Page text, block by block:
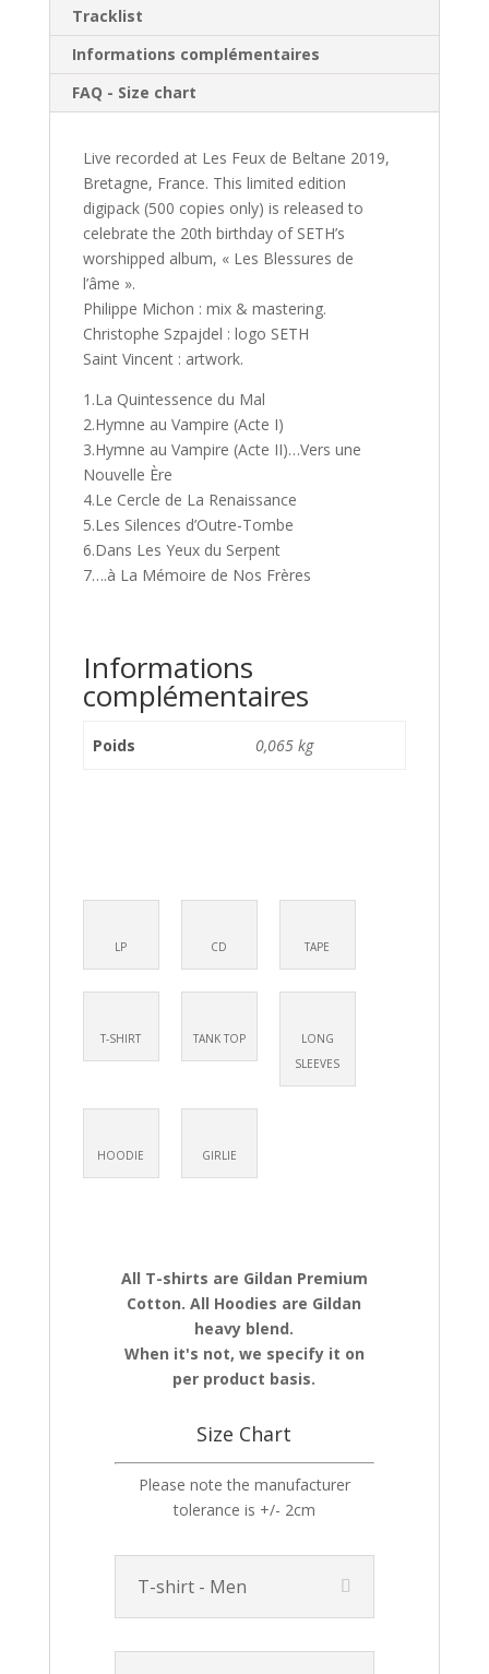
Tracklist
Informations complémentaires
FAQ - Size chart
Live recorded at Les Feux de Beltane 2019,
Bretagne, France. This limited edition
digipack (500 copies only) is released to
celebrate the 20th birthday of SETH’s
worshipped album, « Les Blessures de
l’âme ».
Philippe Michon : mix & mastering.
Christophe Szpajdel : logo SETH
Saint Vincent : artwork.
1.La Quintessence du Mal
2.Hymne au Vampire (Acte I)
3.Hymne au Vampire (Acte II)…Vers une
Nouvelle Ère
4.Le Cercle de La Renaissance
5.Les Silences d’Outre-Tombe
6.Dans Les Yeux du Serpent
7….à La Mémoire de Nos Frères
Informations
complémentaires
Poids 0,065 kg
LP CD TAPE
T-SHIRT TANK TOP
LONG
SLEEVES
HOODIE GIRLIE
All T-shirts are Gildan Premium
Cotton. All Hoodies are Gildan
heavy blend.
When it's not, we specify it on
per product basis.
Size Chart
Please note the manufacturer
tolerance is +/- 2cm
T-shirt - Men